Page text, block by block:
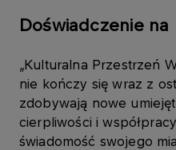
Doświadczenie na
„Kulturalna Przestrzeń
nie kończy się wraz z
zdobywają nowe
cierpliwości i
świadomość swojego